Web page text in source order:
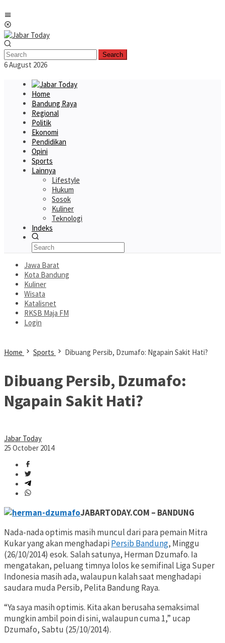
to
content
Search
6 August 2026
Home
Bandung Raya
Regional
Politik
Ekonomi
Pendidikan
Opini
Sports
Lainnya
Lifestyle
Hukum
Sosok
Kuliner
Teknologi
Indeks
Jawa Barat
Kota Bandung
Kuliner
Wisata
Katalisnet
RKSB Maja FM
Login
Home Sports Dibuang Persib, Dzumafo: Ngapain Sakit Hati?
Dibuang Persib, Dzumafo:
Ngapain Sakit Hati?
Jabar Today
25 October 2014
JABARTODAY.COM – BANDUNG
Nada-nada optimis masih muncul dari para pemain Mitra
Kukar yang akan menghadapiPersib Bandung, Minggu
(26/10/2014) esok. Salah satunya, Herman Dzumafo. Ia
mengatakan, peluang timnya lolos ke semifinal Liga Super
Indonesia masih ada, walaupun kalah saat menghadapi
saudara muda Persib, Pelita Bandung Raya.
“Ya saya masih optimis. Kita akan berusaha semaksimal
mungkin ambil poin di sini, walaupun cuma 1,” ucap
Dzumafo, Sabtu (25/10/2014).